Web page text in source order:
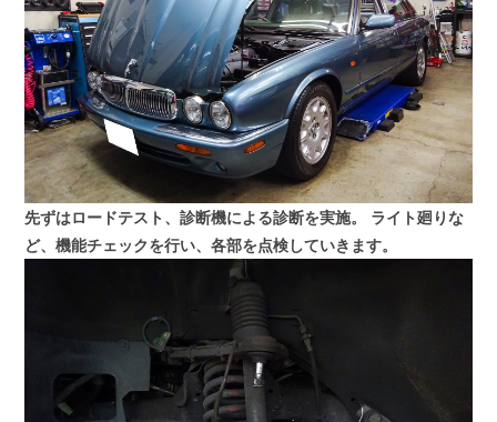
先ずはロードテスト、診断機による診断を実施。
ライト廻りな
ど、機能チェックを行い、各部を点検していきます。